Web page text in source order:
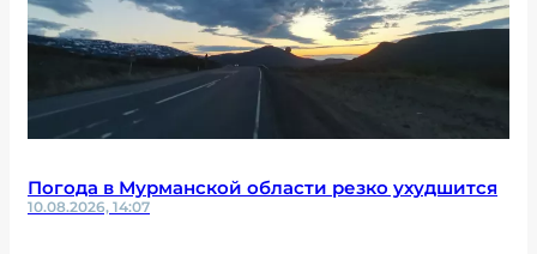
Погода в Мурманской области резко ухудшится
10.08.2026, 14:07